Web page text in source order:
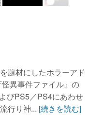
題材にしたホラーアド
異事件ファイル』の
びPS5／PS4にあわせ
行り神... [続きを読む]